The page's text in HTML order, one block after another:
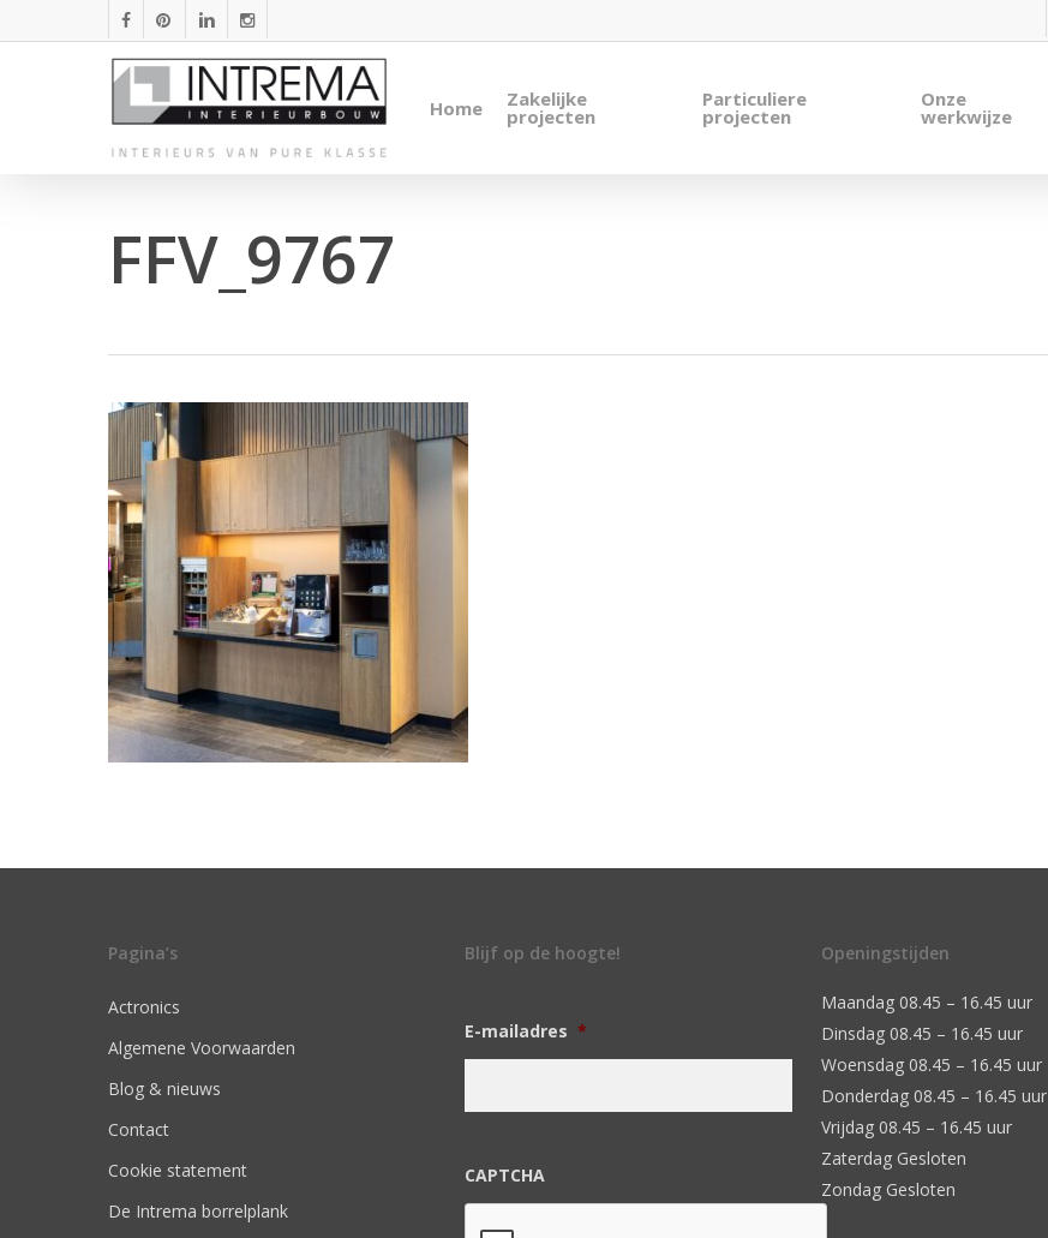
to
facebookpinterestlinkedininstagram
Home Zakelijke
projecten
Particuliere
projecten
Onze
werkwijze
FFV_9767
Pagina’s
Actronics
Algemene Voorwaarden
Blog & nieuws
Contact
Cookie statement
De Intrema borrelplank
Blijf op de hoogte!
E-mailadres *
CAPTCHA
Openingstijden
Maandag 08.45 – 16.45 uur
Dinsdag 08.45 – 16.45 uur
Woensdag 08.45 – 16.45 uur
Donderdag 08.45 – 16.45 uur
Vrijdag 08.45 – 16.45 uur
Zaterdag Gesloten
Zondag Gesloten